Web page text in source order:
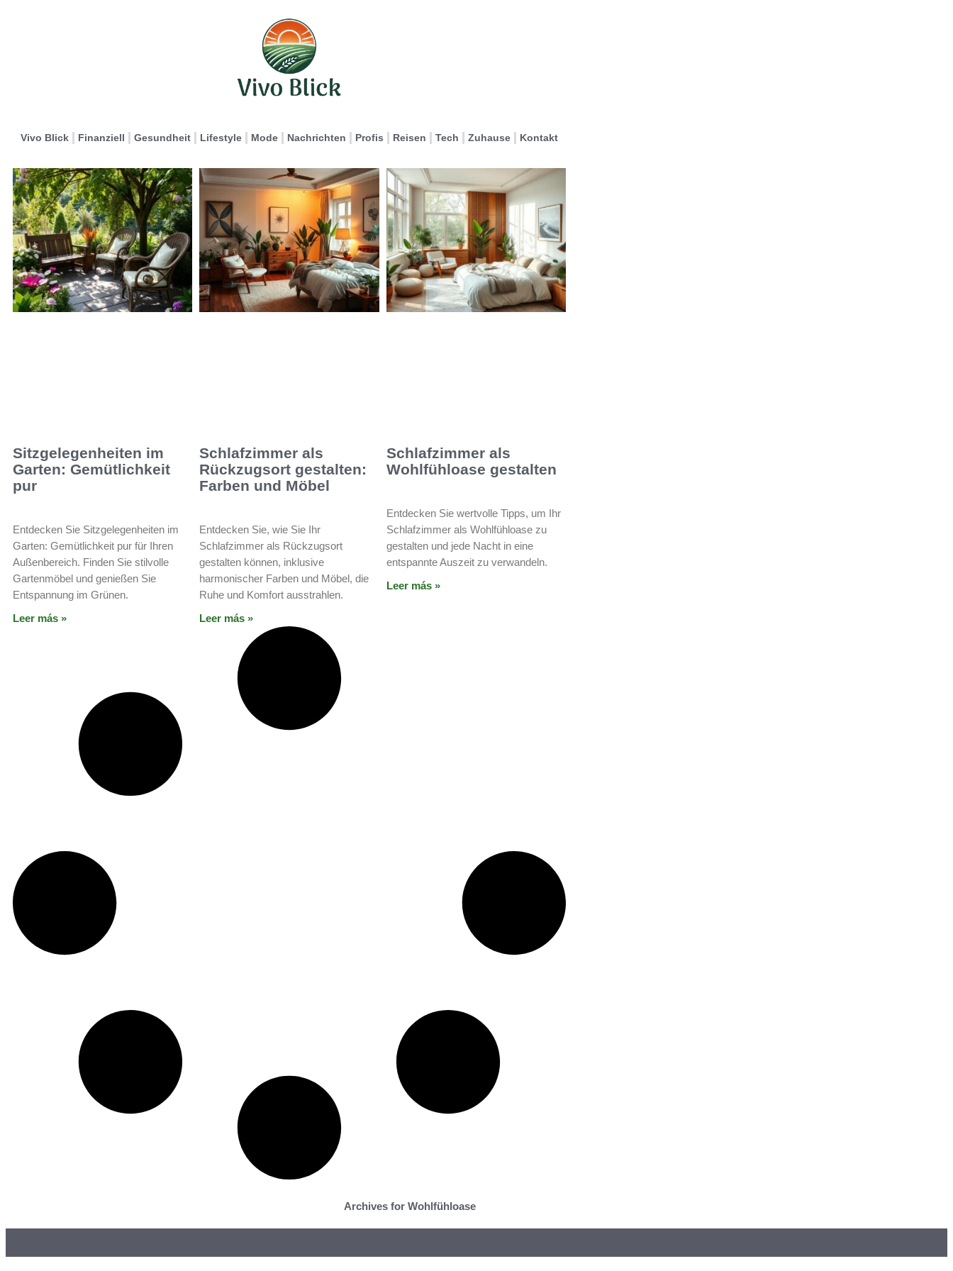
Vivo Blick Finanziell Gesundheit Lifestyle Mode Nachrichten Profis Reisen Tech Zuhause Kontakt
Sitzgelegenheiten im
Garten: Gemütlichkeit
pur
Entdecken Sie Sitzgelegenheiten im
Garten: Gemütlichkeit pur für Ihren
Außenbereich. Finden Sie stilvolle
Gartenmöbel und genießen Sie
Entspannung im Grünen.
Leer más »
Schlafzimmer als
Rückzugsort gestalten:
Farben und Möbel
Entdecken Sie, wie Sie Ihr
Schlafzimmer als Rückzugsort
gestalten können, inklusive
harmonischer Farben und Möbel, die
Ruhe und Komfort ausstrahlen.
Leer más »
Schlafzimmer als
Wohlfühloase gestalten
Entdecken Sie wertvolle Tipps, um Ihr
Schlafzimmer als Wohlfühloase zu
gestalten und jede Nacht in eine
entspannte Auszeit zu verwandeln.
Leer más »
Archives for Wohlfühloase